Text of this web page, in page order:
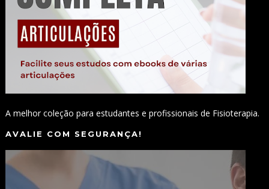
A melhor coleção para estudantes e profissionais de Fisioterapia.
AVALIE COM SEGURANÇA!